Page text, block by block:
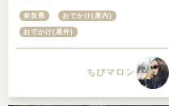
奈良県 おでかけ(屋内)
おでかけ(屋外)
ちびマロン